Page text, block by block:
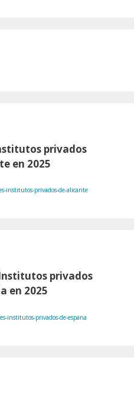
privados
en 2025
institutos-privados-de-alicante
privados
en 2025
institutos-privados-de-espana